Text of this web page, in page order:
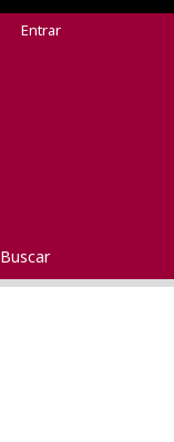
Buscar
Entrar